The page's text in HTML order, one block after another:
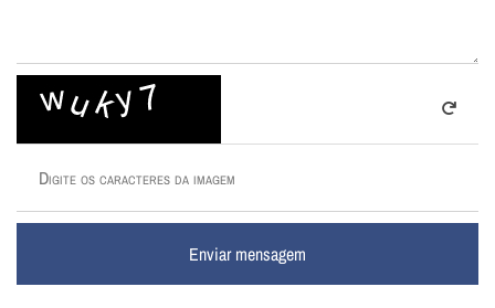
Enviar mensagem